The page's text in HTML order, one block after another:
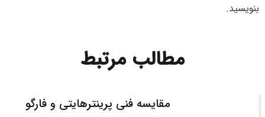
بنویسید.
مطالب مرتبط
مقایسه فنی پرینترهایتی و فارگو